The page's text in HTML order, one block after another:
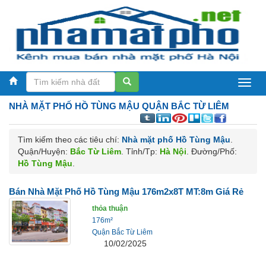
NHÀ MẶT PHỐ HỒ TÙNG MẬU QUẬN BẮC TỪ LIÊM
Tìm kiếm theo các tiêu chí: Nhà mặt phố Hồ Tùng Mậu
Quận/Huyện: Bắc Từ Liêm . Tỉnh/Tp: Hà Nội . Đường/Phố:
Hồ Tùng Mậu
Bán Nhà Mặt Phố Hồ Tùng Mậu 176m2x8T MT:8m Giá Rẻ
thỏa thuận
176m²
Quận Bắc Từ Liêm
10/02/2025